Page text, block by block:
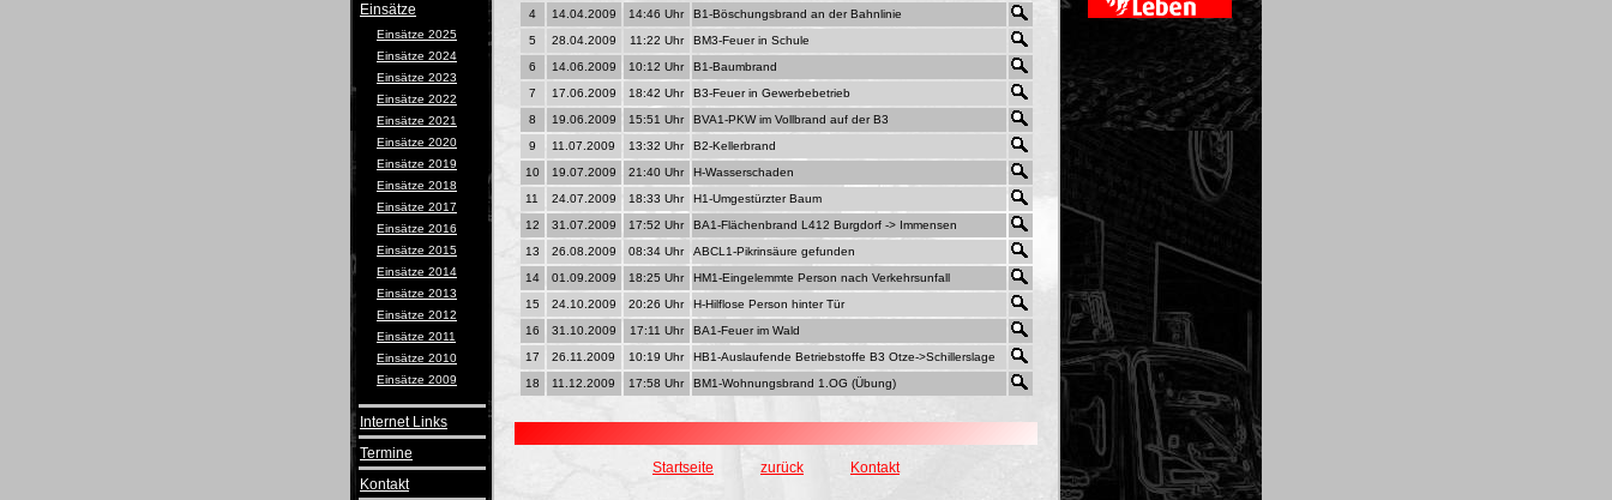
Einsätze
Einsätze 2025
Einsätze 2024
Einsätze 2023
Einsätze 2022
Einsätze 2021
Einsätze 2020
Einsätze 2019
Einsätze 2018
Einsätze 2017
Einsätze 2016
Einsätze 2015
Einsätze 2014
Einsätze 2013
Einsätze 2012
Einsätze 2011
Einsätze 2010
Einsätze 2009
Internet Links
Termine
Kontakt
4
14.04.2009 14:46 Uhr
B1-Böschungsbrand an der Bahnlinie
5
28.04.2009 11:22 Uhr
BM3-Feuer in Schule
6
14.06.2009 10:12 Uhr
B1-Baumbrand
7
17.06.2009 18:42 Uhr
B3-Feuer in Gewerbebetrieb
8
19.06.2009 15:51 Uhr
BVA1-PKW im Vollbrand auf der B3
9
11.07.2009 13:32 Uhr
B2-Kellerbrand
10
19.07.2009 21:40 Uhr
H-Wasserschaden
11
24.07.2009 18:33 Uhr
H1-Umgestürzter Baum
12
31.07.2009 17:52 Uhr
BA1-Flächenbrand L412 Burgdorf -> Immensen
13
26.08.2009 08:34 Uhr
ABCL1-Pikrinsäure gefunden
14
01.09.2009 18:25 Uhr
HM1-Eingelemmte Person nach Verkehrsunfall
15
24.10.2009 20:26 Uhr
H-Hilflose Person hinter Tür
16
31.10.2009 17:11 Uhr
BA1-Feuer im Wald
17
26.11.2009 10:19 Uhr
HB1-Auslaufende Betriebstoffe B3 Otze->Schillerslage
18
11.12.2009 17:58 Uhr BM1-Wohnungsbrand 1.OG (Übung)
Startseite zurück Kontakt